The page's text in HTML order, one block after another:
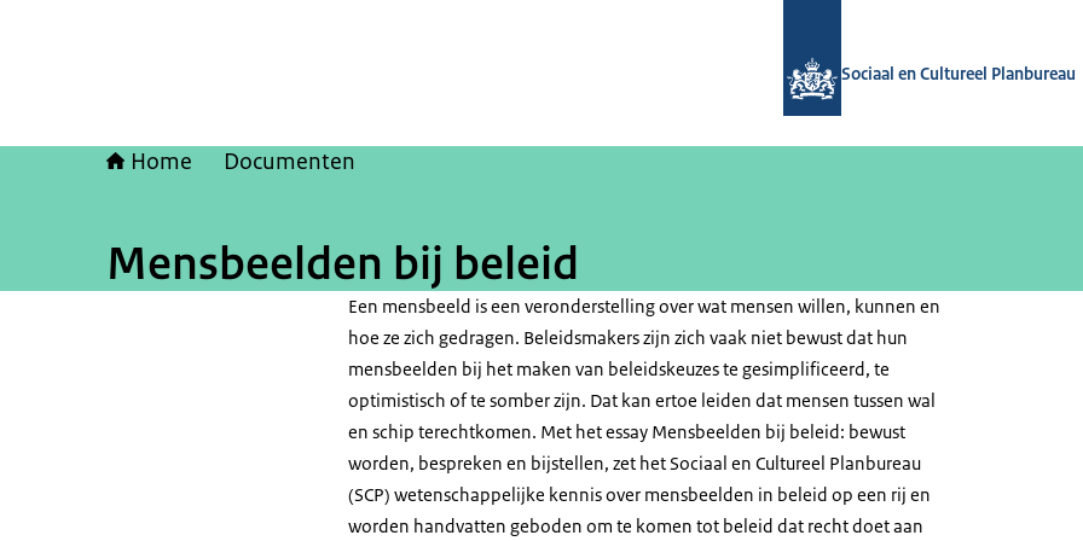
Sociaal en Cultureel Planbureau
Home Documenten
Mensbeelden bij beleid
Een mensbeeld is een veronderstelling over wat mensen willen, kunnen en
hoe ze zich gedragen. Beleidsmakers zijn zich vaak niet bewust dat hun
mensbeelden bij het maken van beleidskeuzes te gesimplificeerd, te
optimistisch of te somber zijn. Dat kan ertoe leiden dat mensen tussen wal
en schip terechtkomen. Met het essay Mensbeelden bij beleid: bewust
worden, bespreken en bijstellen, zet het Sociaal en Cultureel Planbureau
(SCP) wetenschappelijke kennis over mensbeelden in beleid op een rij en
worden handvatten geboden om te komen tot beleid dat recht doet aan